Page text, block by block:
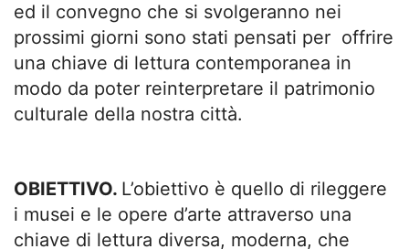
ed il convegno che si svolgeranno nei
prossimi giorni sono stati pensati per offrire
una chiave di lettura contemporanea in
modo da poter reinterpretare il patrimonio
culturale della nostra città.
OBIETTIVO. L’obiettivo è quello di rileggere
i musei e le opere d’arte attraverso una
chiave di lettura diversa, moderna, che